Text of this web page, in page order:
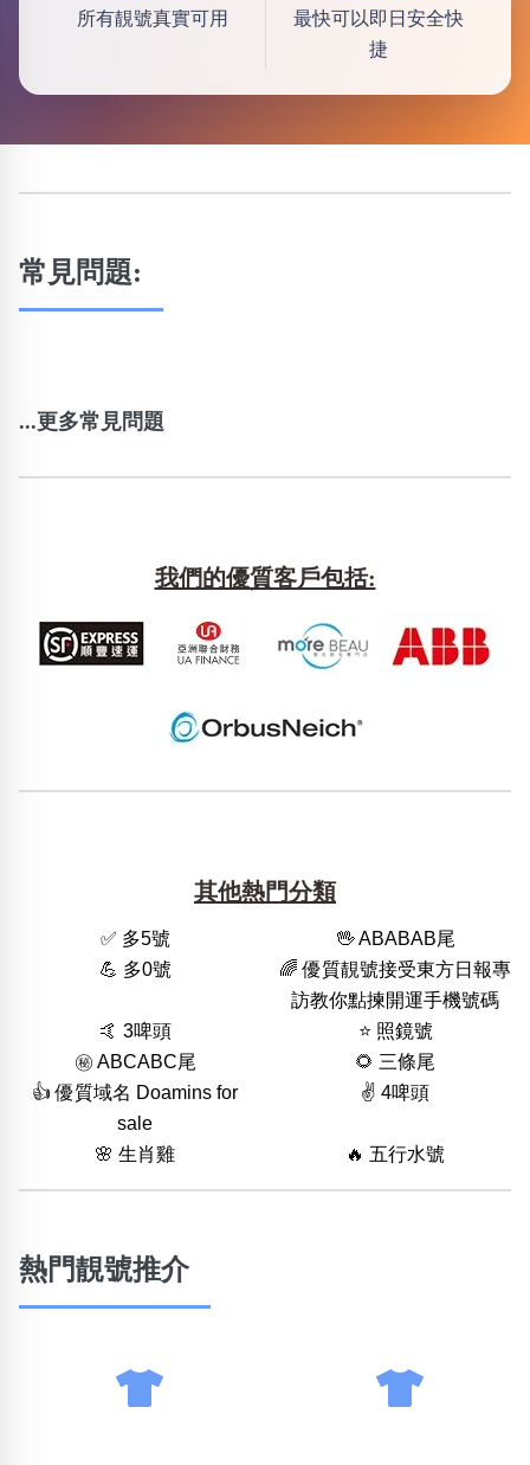
所有靚號真實可用
最快可以即日安全快
捷
常見問題:
...更多常見問題
我們的優質客戶包括:
其他熱門分類
✅ 多5號
🖖 ABABAB尾
💪 多0號
🌈 優質靚號接受東方日報專
訪教你點揀開運手機號碼
🤙 3啤頭
⭐️ 照鏡號
㊙️ ABCABC尾
🌻 三條尾
👍 優質域名 Doamins for
sale
✌️ 4啤頭
🌸 生肖雞 🔥 五行水號
熱門靚號推介